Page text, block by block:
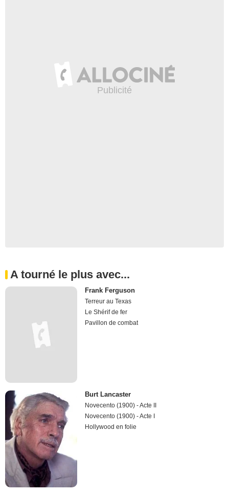
A tourné le plus avec...
Frank Ferguson
Terreur au Texas
Le Shérif de fer
Pavillon de combat
Burt Lancaster
Novecento (1900) - Acte II
Novecento (1900) - Acte I
Hollywood en folie